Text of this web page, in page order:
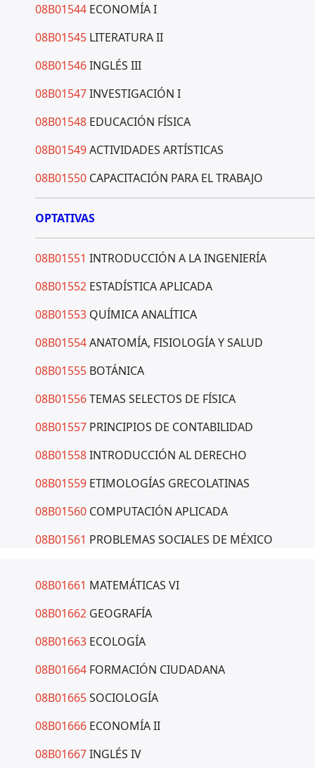
08B01544 ECONOMÍA I
08B01545 LITERATURA II
08B01546INGLÉS III
08B01547INVESTIGACIÓN I
08B01548 EDUCACIÓN FÍSICA
08B01549ACTIVIDADES ARTÍSTICAS
08B01550 CAPACITACIÓN PARA EL TRABAJO
OPTATIVAS
08B01551 INTRODUCCIÓN A LA INGENIERÍA
08B01552 ESTADÍSTICA APLICADA
08B01553 QUÍMICA ANALÍTICA
08B01554ANATOMÍA, FISIOLOGÍA Y SALUD
08B01555 BOTÁNICA
08B01556TEMAS SELECTOS DE FÍSICA
08B01557 PRINCIPIOS DE CONTABILIDAD
08B01558INTRODUCCIÓN AL DERECHO
08B01559 ETIMOLOGÍAS GRECOLATINAS
08B01560 COMPUTACIÓN APLICADA
08B01561 PROBLEMAS SOCIALES DE MÉXICO
08B01661 MATEMÁTICAS VI
08B01662 GEOGRAFÍA
08B01663 ECOLOGÍA
08B01664 FORMACIÓN CIUDADANA
08B01665SOCIOLOGÍA
08B01666 ECONOMÍA II
08B01667INGLÉS IV